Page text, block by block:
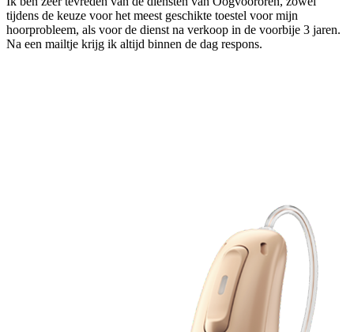
tijdens de keuze voor het meest geschikte toestel voor mijn
hoorprobleem, als voor de dienst na verkoop in de voorbije 3 jaren.
Na een mailtje krijg ik altijd binnen de dag respons.